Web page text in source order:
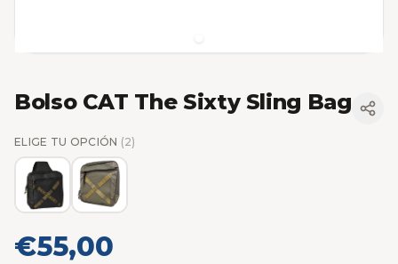
Bolso CAT The Sixty Sling Bag
ELIGE TU OPCIÓN (2)
€55,00